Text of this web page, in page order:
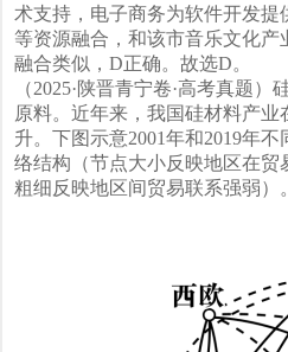
术支持，电子商务为软件开发
等资源融合，和该市音乐文化
融合类似，D正确。故选D。
（2025·陕晋青宁卷·高考真题
原料。近年来，我国硅材料产
升。下图示意2001年和2019年
络结构（节点大小反映地区在贸
粗细反映地区间贸易联系强弱）